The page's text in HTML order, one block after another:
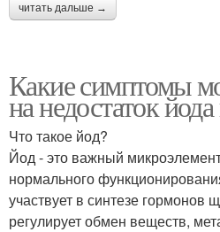
читать дальше →
Какие симптомы
на недостаток
Что такое йод?
Йод - это важный
нормального
участвует в синтезе гормонов
регулирует обмен веществ,